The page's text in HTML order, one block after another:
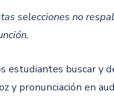
selecciones no
estudiantes buscar y
y pronunciación en